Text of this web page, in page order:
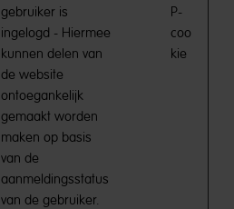
gebruiker is
ingelogd - Hiermee
kunnen delen van
de website
ontoegankelijk
gemaakt worden
maken op basis
van de
aanmeldingsstatus
van de gebruiker.
P-
coo
kie